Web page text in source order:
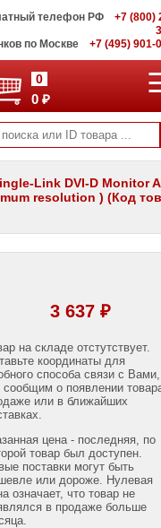
телефон РФ
+7 (800)
по Москве
+7 (495) 901-
0
0 ₽
Link DVI-D Monitor
resolution ) (Код
3 637 ₽
на складе отстутствует.
координаты для
способа связи с Вами,
о появлении
или в ближайших
цена - последняя, по
товар был доступен.
поставки могут быть
или дороже. Нулевая
означает, что товар не
в продаже больше